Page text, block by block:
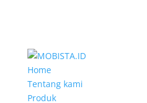
Home
Tentang kami
Produk